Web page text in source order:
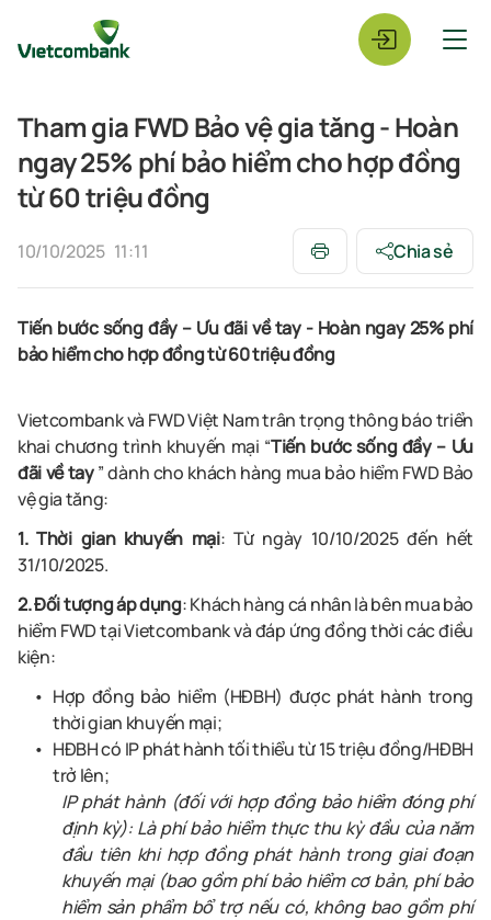
Tham gia FWD Bảo vệ gia tăng - Hoàn
ngay 25% phí bảo hiểm cho hợp đồng
từ 60 triệu đồng
10/10/2025 11:11 Chia sẻ
Tiến bước sống đầy – Ưu đãi về tay - Hoàn ngay 25% phí
bảo hiểm cho hợp đồng từ 60 triệu đồng
Vietcombank và FWD Việt Nam trân trọng thông báo triển
khai chương trình khuyến mại “Tiến bước sống đầy – Ưu
đãi về tay” dành cho khách hàng mua bảo hiểm FWD Bảo
vệ gia tăng:
1. Thời gian khuyến mại: Từ ngày 10/10/2025 đến hết
31/10/2025.
2. Đối tượng áp dụng: Khách hàng cá nhân là bên mua bảo
hiểm FWD tại Vietcombank và đáp ứng đồng thời các điều
kiện:
Hợp đồng bảo hiểm (HĐBH) được phát hành trong
thời gian khuyến mại;
HĐBH có IP phát hành tối thiểu từ 15 triệu đồng/HĐBH
trở lên;
IP phát hành (đối với hợp đồng bảo hiểm đóng phí
định kỳ): Là phí bảo hiểm thực thu kỳ đầu của năm
đầu tiên khi hợp đồng phát hành trong giai đoạn
khuyến mại (bao gồm phí bảo hiểm cơ bản, phí bảo
hiểm sản phẩm bổ trợ nếu có, không bao gồm phí